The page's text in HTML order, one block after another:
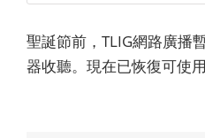
聖誕節前，TLIG網路廣播
器收聽。現在已恢復可使